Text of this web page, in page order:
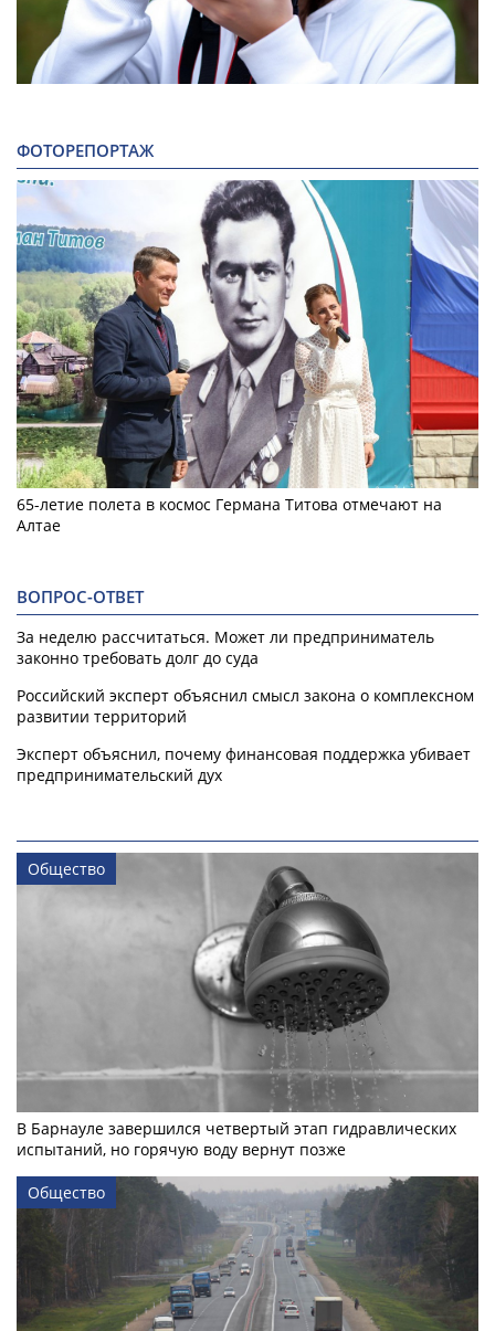
ФОТОРЕПОРТАЖ
65-летие полета в космос Германа Титова отмечают на
Алтае
ВОПРОС-ОТВЕТ
За неделю рассчитаться. Может ли предприниматель
законно требовать долг до суда
Российский эксперт объяснил смысл закона о комплексном
развитии территорий
Эксперт объяснил, почему финансовая поддержка убивает
предпринимательский дух
Общество
В Барнауле завершился четвертый этап гидравлических
испытаний, но горячую воду вернут позже
Общество